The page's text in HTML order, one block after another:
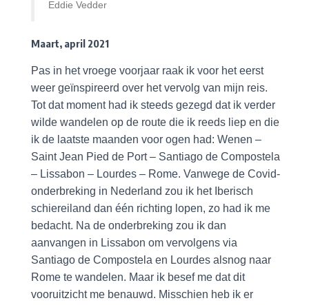
Eddie Vedder
Maart, april 2021
Pas in het vroege voorjaar raak ik voor het eerst
weer geïnspireerd over het vervolg van mijn reis.
Tot dat moment had ik steeds gezegd dat ik verder
wilde wandelen op de route die ik reeds liep en die
ik de laatste maanden voor ogen had: Wenen –
Saint Jean Pied de Port – Santiago de Compostela
– Lissabon – Lourdes – Rome. Vanwege de Covid-
onderbreking in Nederland zou ik het Iberisch
schiereiland dan één richting lopen, zo had ik me
bedacht. Na de onderbreking zou ik dan
aanvangen in Lissabon om vervolgens via
Santiago de Compostela en Lourdes alsnog naar
Rome te wandelen. Maar ik besef me dat dit
vooruitzicht me benauwd. Misschien heb ik er